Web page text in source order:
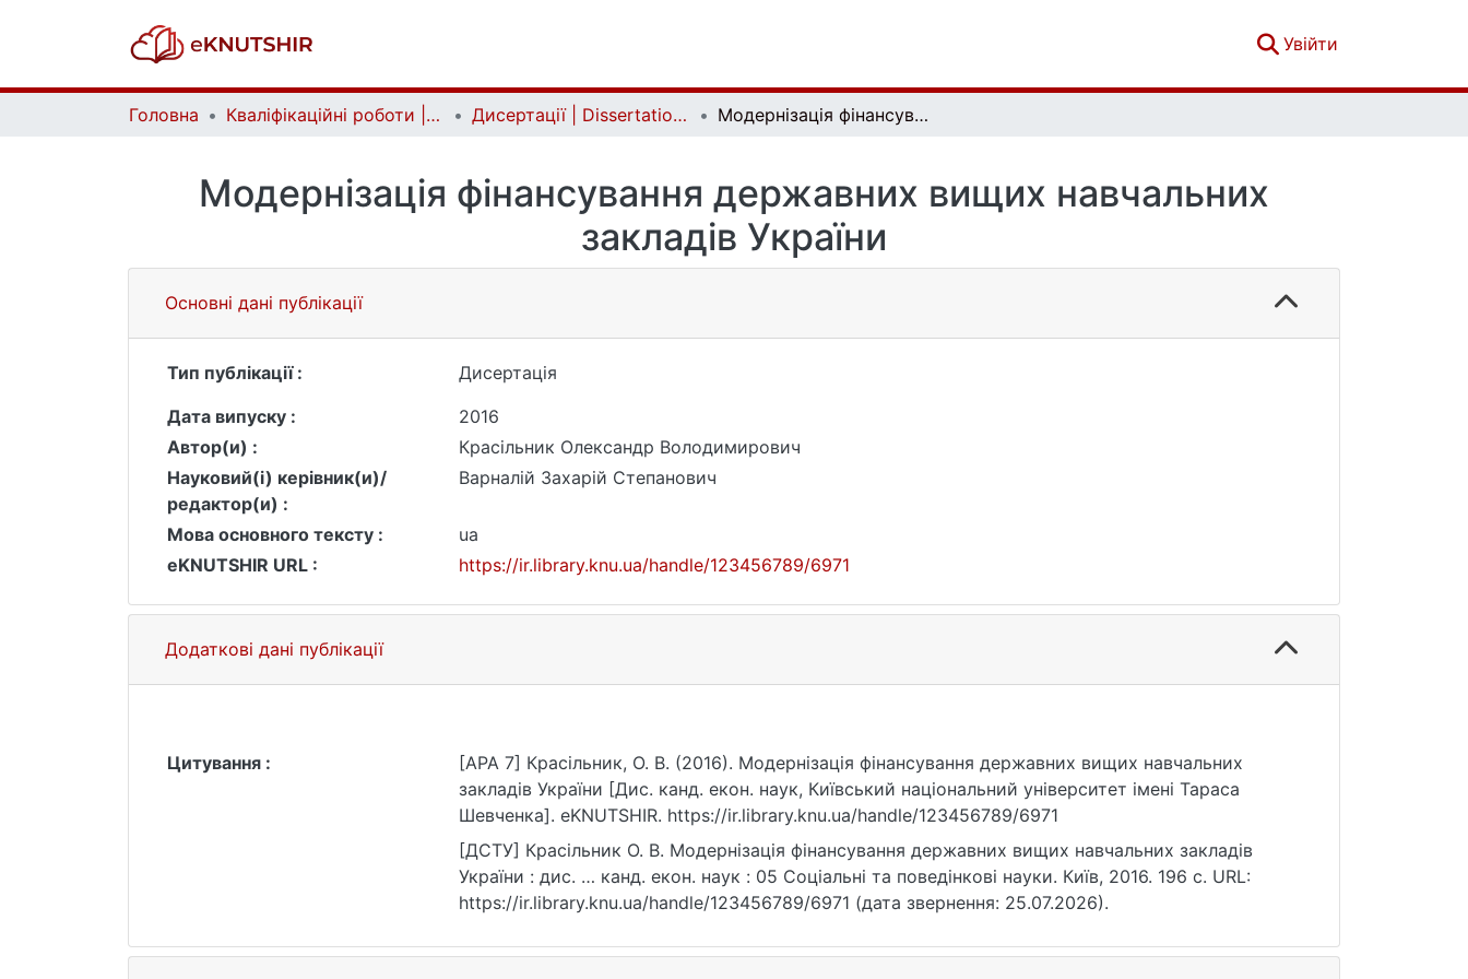
Увійти
Головна Кваліфікаційні роботи | Qualifying works Дисертації | Dissertations Модернізація фінансування державних вищих навчальних закладів України
Модернізація фінансування державних вищих навчальних
закладів України
Основні дані публікації
Тип публікації :
Дисертація
Дата випуску :
2016
Автор(и) :
Красільник Олександр Володимирович
Науковий(і) керівник(и)/
редактор(и) :
Варналій Захарій Степанович
Мова основного тексту :
ua
eKNUTSHIR URL :
https://ir.library.knu.ua/handle/123456789/6971
Додаткові дані публікації
Цитування :
[APA 7] Красільник, О. В. (2016). Модернізація фінансування державних вищих навчальних
закладів України [Дис. канд. екон. наук, Київський національний університет імені Тараса
Шевченка]. eKNUTSHIR. https://ir.library.knu.ua/handle/123456789/6971
[ДСТУ] Красільник О. В. Модернізація фінансування державних вищих навчальних закладів
України : дис. … канд. екон. наук : 05 Соціальні та поведінкові науки. Київ, 2016. 196 с. URL:
https://ir.library.knu.ua/handle/123456789/6971 (дата звернення: 25.07.2026).